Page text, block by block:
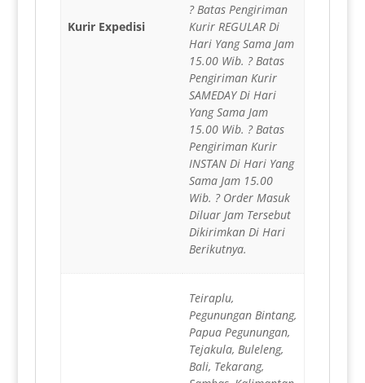
Kurir Expedisi
? Batas Pengiriman
Kurir REGULAR Di
Hari Yang Sama Jam
15.00 Wib. ? Batas
Pengiriman Kurir
SAMEDAY Di Hari
Yang Sama Jam
15.00 Wib. ? Batas
Pengiriman Kurir
INSTAN Di Hari Yang
Sama Jam 15.00
Wib. ? Order Masuk
Diluar Jam Tersebut
Dikirimkan Di Hari
Berikutnya.
Teiraplu,
Pegunungan Bintang,
Papua Pegunungan,
Tejakula, Buleleng,
Bali, Tekarang,